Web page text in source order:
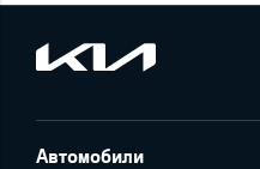
Автомобили